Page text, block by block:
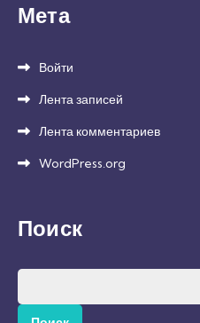
Мета
Войти
Лента записей
Лента комментариев
WordPress.org
Поиск